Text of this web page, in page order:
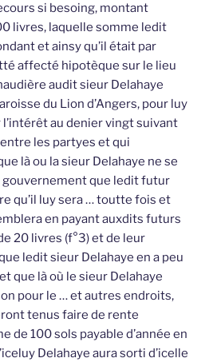
si besoing, montant
livres, laquelle somme ledit
et ainsy qu’il était par
affecté hipotèque sur le lieu
audit sieur Delahaye
du Lion d’Angers, pour luy
au denier vingt suivant
les partyes et qui
là ou la sieur Delahaye ne se
que ledit futur
qu’il luy sera … toutte fois et
en payant auxdits futurs
20 livres (f°3) et de leur
ledit sieur Delahaye en a peu
que là où le sieur Delahaye
pour le … et autres endroits,
tenus faire de rente
de 100 sols payable d’année en
Delahaye aura sorti d’icelle